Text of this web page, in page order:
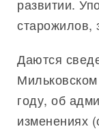
развитии.
старожилов,
Даются
году, об
изменениях